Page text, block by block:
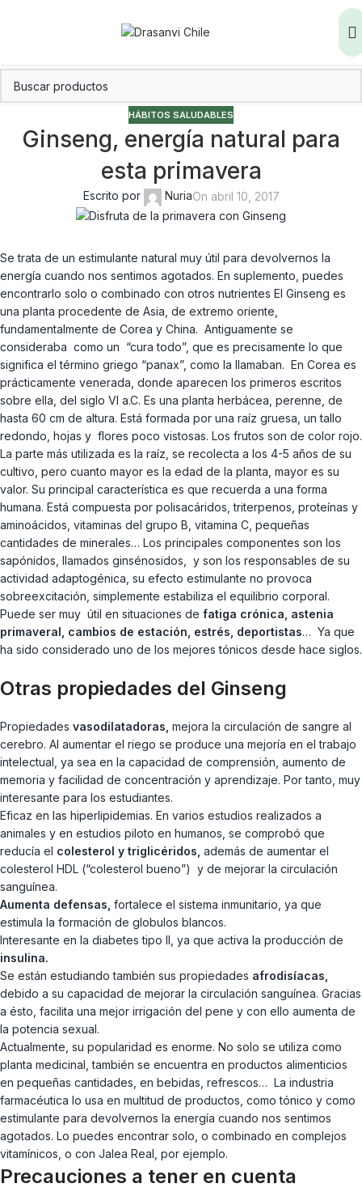
HÁBITOS SALUDABLES
Ginseng, energía natural para
esta primavera
Escrito por NuriaOn abril 10, 2017
Se trata de un estimulante natural muy útil para devolvernos la
energía cuando nos sentimos agotados. En suplemento, puedes
encontrarlo solo o combinado con otros nutrientes El Ginseng es
una planta procedente de Asia, de extremo oriente,
fundamentalmente de Corea y China. Antiguamente se
consideraba como un “cura todo”, que es precisamente lo que
significa el término griego “panax”, como la llamaban. En Corea es
prácticamente venerada, donde aparecen los primeros escritos
sobre ella, del siglo VI a.C. Es una planta herbácea, perenne, de
hasta 60 cm de altura. Está formada por una raíz gruesa, un tallo
redondo, hojas y flores poco vistosas. Los frutos son de color rojo.
La parte más utilizada es la raíz, se recolecta a los 4-5 años de su
cultivo, pero cuanto mayor es la edad de la planta, mayor es su
valor. Su principal característica es que recuerda a una forma
humana. Está compuesta por polisacáridos, triterpenos, proteínas y
aminoácidos, vitaminas del grupo B, vitamina C, pequeñas
cantidades de minerales… Los principales componentes son los
sapónidos, llamados ginsénosidos, y son los responsables de su
actividad adaptogénica, su efecto estimulante no provoca
sobreexcitación, simplemente estabiliza el equilibrio corporal.
Puede ser muy útil en situaciones de fatiga crónica, astenia
primaveral, cambios de estación, estrés, deportistas… Ya que
ha sido considerado uno de los mejores tónicos desde hace siglos.
Otras propiedades del Ginseng
Propiedades vasodilatadoras, mejora la circulación de sangre al
cerebro. Al aumentar el riego se produce una mejoría en el trabajo
intelectual, ya sea en la capacidad de comprensión, aumento de
memoria y facilidad de concentración y aprendizaje. Por tanto, muy
interesante para los estudiantes.
Eficaz en las hiperlipidemias. En varios estudios realizados a
animales y en estudios piloto en humanos, se comprobó que
reducía el colesterol y triglicéridos, además de aumentar el
colesterol HDL (“colesterol bueno”) y de mejorar la circulación
sanguínea.
Aumenta defensas, fortalece el sistema inmunitario, ya que
estimula la formación de globulos blancos.
Interesante en la diabetes tipo II, ya que activa la producción de
insulina.
Se están estudiando también sus propiedades afrodisíacas,
debido a su capacidad de mejorar la circulación sanguínea. Gracias
a ésto, facilita una mejor irrigación del pene y con ello aumenta de
la potencia sexual.
Actualmente, su popularidad es enorme. No solo se utiliza como
planta medicinal, también se encuentra en productos alimenticios
en pequeñas cantidades, en bebidas, refrescos… La industria
farmacéutica lo usa en multitud de productos, como tónico y como
estimulante para devolvernos la energía cuando nos sentimos
agotados. Lo puedes encontrar solo, o combinado en complejos
vitamínicos, o con Jalea Real, por ejemplo.
Precauciones a tener en cuenta